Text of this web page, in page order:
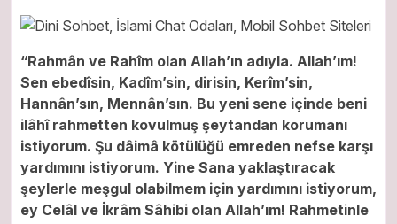
“Rahmân ve Rahîm olan Allah’ın adıyla. Allah’ım!
Sen ebedîsin, Kadîm’sin, dirisin, Kerîm’sin,
Hannân’sın, Mennân’sın. Bu yeni sene içinde beni
ilâhî rahmetten kovulmuş şeytandan korumanı
istiyorum. Şu dâimâ kötülüğü emreden nefse karşı
yardımını istiyorum. Yine Sana yaklaştıracak
şeylerle meşgul olabilmem için yardımını istiyorum,
ey Celâl ve İkrâm Sâhibi olan Allah’ım! Rahmetinle